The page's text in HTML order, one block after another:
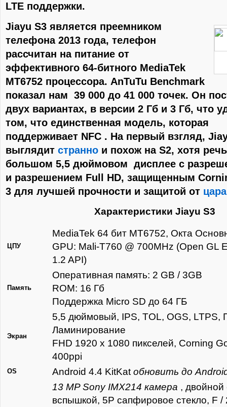
LTE поддержки.
Jiayu S3 является преемником
телефона 2013 года, телефон
рассчитан на питание от
эффективного 64-битного MediaTek
MT6752 процессора. AnTuTu Benchmark
показал нам 39 000 до 41 000 точек. Он
двух вариантах, в версии 2 Гб и 3 Гб, что
том, что единственная модель, которая
поддерживает NFC . На первый взгляд,
выглядит странно и похож на S2, хотя
большом 5,5 дюймовом дисплее с
и разрешением Full HD, защищенным
3 для лучшей прочности и защитой от
Характеристики Jiayu S3
ЦПУ
MediaTek 64 бит MT6752, Окта
GPU: Mali-T760 @ 700MHz (Open GL
1.2 API)
Память
Оперативная память: 2 GB / 3GB
ROM: 16 Гб
Поддержка Micro SD до 64 ГБ
Экран
5,5 дюймовый, IPS, TOL, OGS, LTPS,
Ламинирование
FHD 1920 х 1080 пикселей, Corning
400ppi
OS Android 4.4 KitKat обновить до
13 MP Sony IMX214 камера , двойной
вспышкой, 5P сапфировое стекло, F